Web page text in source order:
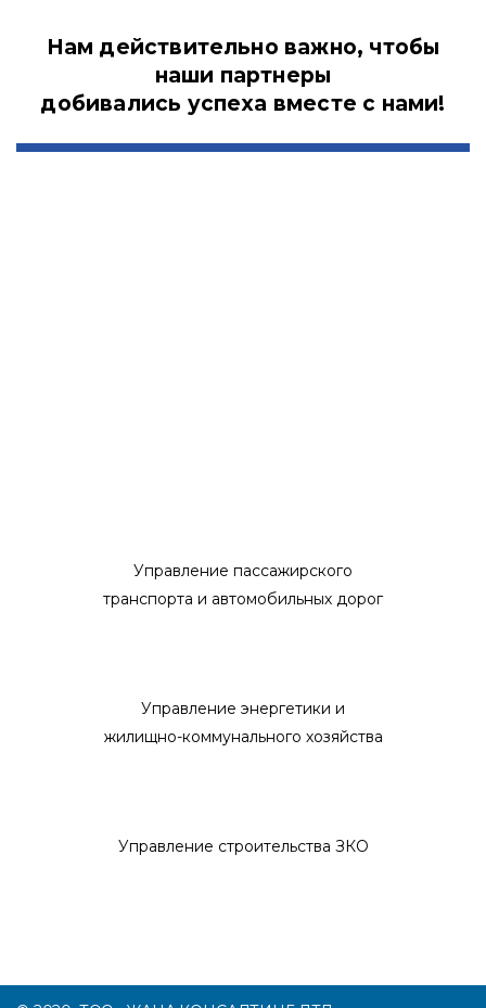
Нам действительно важно, чтобы
наши партнеры
добивались успеха вместе с нами!
Управление пассажирского
транспорта и автомобильных дорог
Управление энергетики и
жилищно-коммунального хозяйства
Управление строительства ЗКО